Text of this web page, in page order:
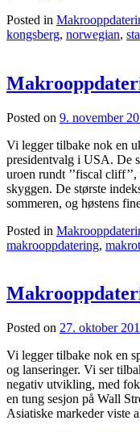
Posted in
kongsberg, norwegian,
Posted on 9. november
Vi legger tilbake nok en
presidentvalg i USA. De
uroen rundt ’’fiscal
skyggen. De største
sommeren, og høstens
Posted in
makrooppdatering,
Posted on 27. oktober
Vi legger tilbake nok en
og lanseringer. Vi ser
negativ utvikling, med
en tung sesjon på Wall
Asiatiske markeder viste